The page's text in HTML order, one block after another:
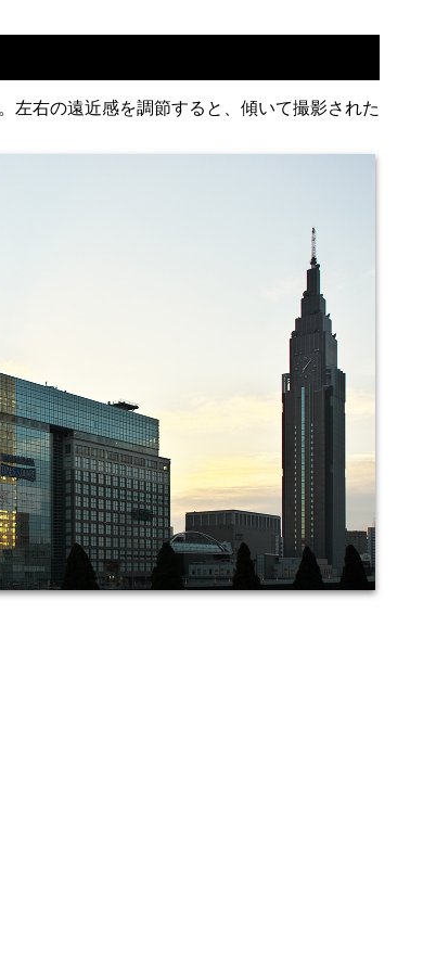
左右の遠近感を調節すると、傾いて撮影された